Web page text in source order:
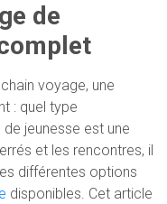
de
voyage, une
: quel type
jeunesse est une
et les rencontres, il
différentes options
disponibles. Cet article